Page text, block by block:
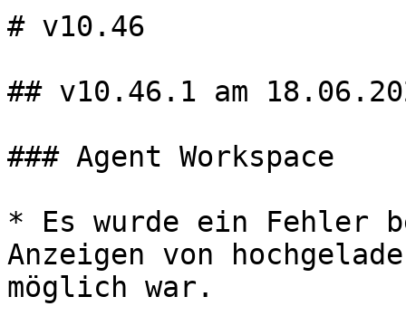
# v10.46
## v10.46.1 am
### Agent Workspace
* Es wurde ein Fehler
Anzeigen von
möglich war.